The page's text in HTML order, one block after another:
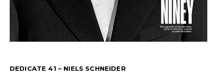
DEDICATE 41 – NIELS SCHNEIDER